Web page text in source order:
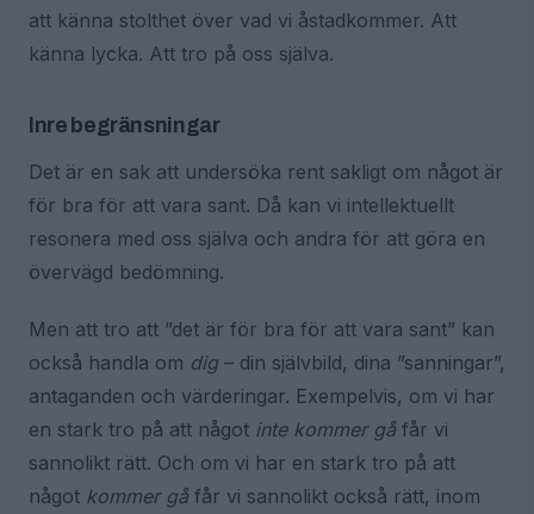
att känna stolthet över vad vi åstadkommer. Att
känna lycka. Att tro på oss själva.
Inre begränsningar
Det är en sak att undersöka rent sakligt om något är
för bra för att vara sant. Då kan vi intellektuellt
resonera med oss själva och andra för att göra en
övervägd bedömning.
Men att tro att ”det är för bra för att vara sant” kan
också handla om dig– din självbild, dina ”sanningar”,
antaganden och värderingar. Exempelvis, om vi har
en stark tro på att något inte kommer gå får vi
sannolikt rätt. Och om vi har en stark tro på att
något kommer gå får vi sannolikt också rätt, inom